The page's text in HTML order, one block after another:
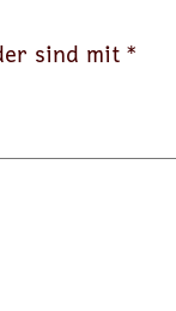
sind mit *